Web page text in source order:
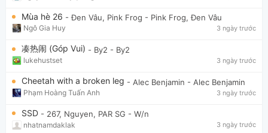
Mùa hè 26 - Đen Vâu, Pink Frog - Pink Frog, Đen Vâu
Ngô Gia Huy 3 ngày trước
凑热闹 (Góp Vui) - By2 - By2
lukehustset 3 ngày trước
Cheetah with a broken leg - Alec Benjamin - Alec Benjamin
Phạm Hoàng Tuấn Anh 3 ngày trước
SSD - 267, Nguyen, PAR SG - W/n
nhatnamdaklak 3 ngày trước